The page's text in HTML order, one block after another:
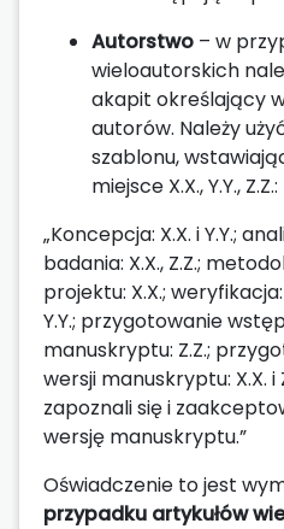
Autorstwo – w
wieloautorskich
akapit określający
autorów. Należy
szablonu,
miejsce X.X., Y.Y., Z.Z.:
„Koncepcja: X.X. i Y.Y.;
badania: X.X., Z.Z.;
projektu: X.X.; weryfikacja:
Y.Y.; przygotowanie
manuskryptu: Z.Z.;
wersji manuskryptu: X.X.
zapoznali się i
wersję manuskryptu.”
Oświadczenie to jest
przypadku artykułów